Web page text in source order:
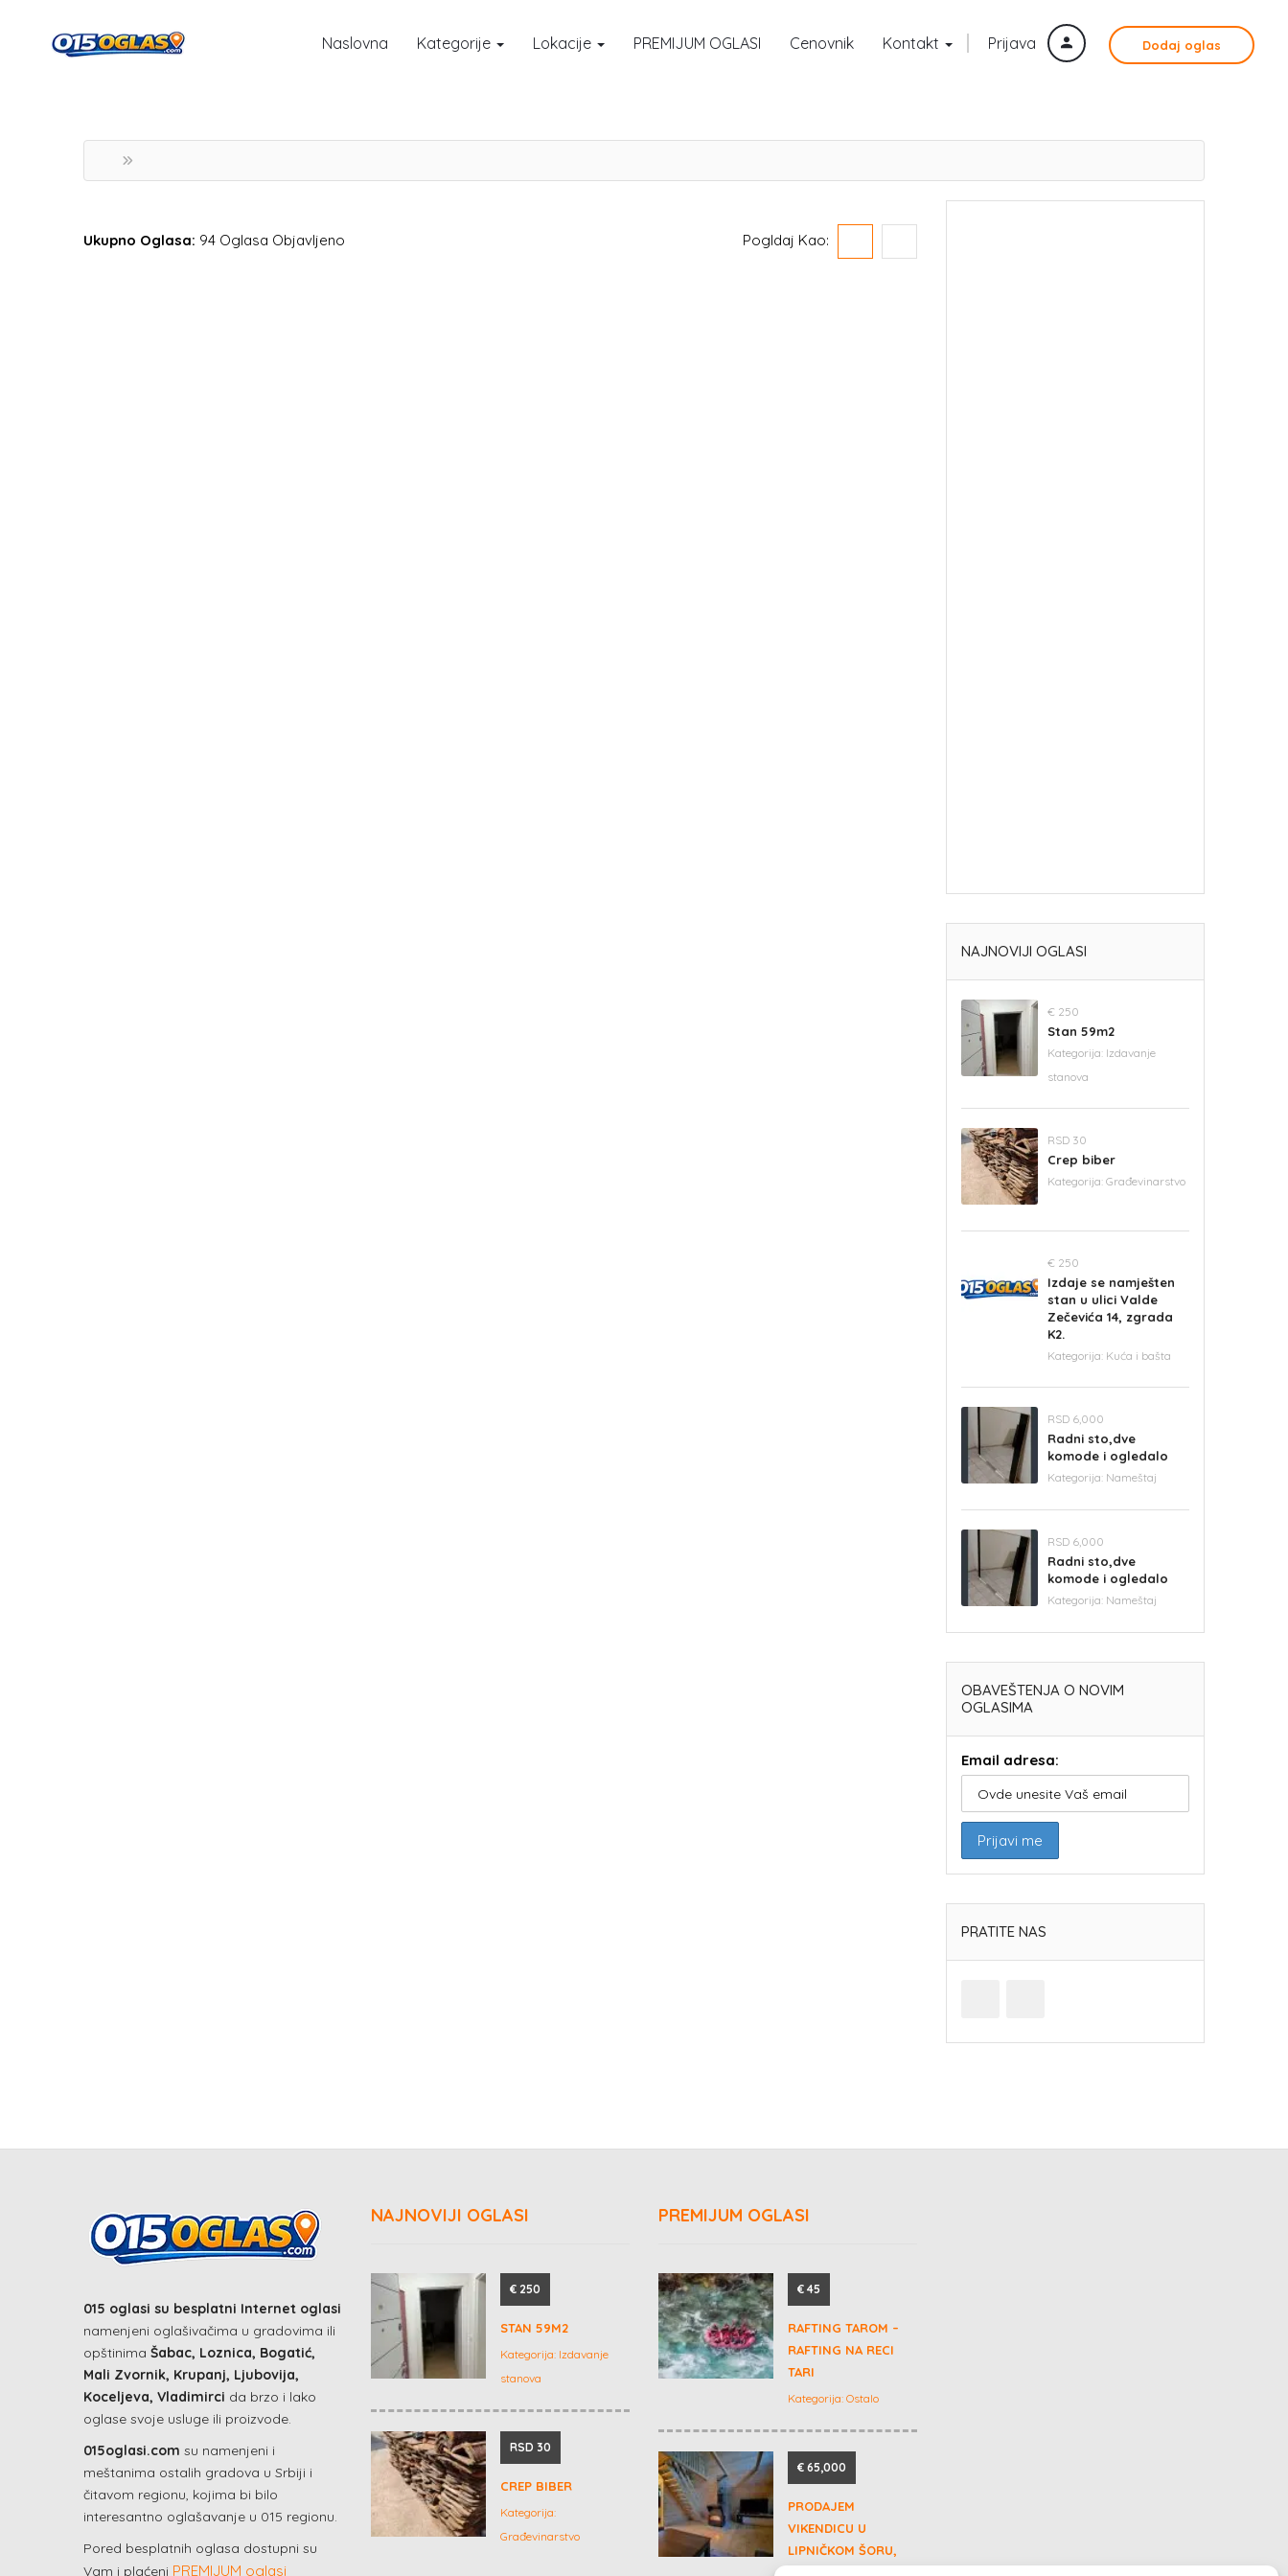
Prijava Dodaj oglas
Naslovna Kategorije Lokacije PREMIJUM OGLASI Cenovnik Kontakt
Ukupno Oglasa: 94 Oglasa Objavljeno Pogldaj Kao:
NAJNOVIJI OGLASI
€ 250
Stan 59m2
Kategorija: Izdavanje
stanova
RSD 30
Crep biber
Kategorija: Građevinarstvo
€ 250
Izdaje se namješten
stan u ulici Valde
Zečevića 14, zgrada
K2.
Kategorija: Kuća i bašta
RSD 6,000
Radni sto,dve
komode i ogledalo
Kategorija: Nameštaj
RSD 6,000
Radni sto,dve
komode i ogledalo
Kategorija: Nameštaj
OBAVEŠTENJA O NOVIM
OGLASIMA
Email adresa:
PRATITE NAS
015 oglasi su besplatni Internet oglasi
namenjeni oglašivačima u gradovima ili
opštinima Šabac, Loznica, Bogatić,
Mali Zvornik, Krupanj, Ljubovija,
Koceljeva, Vladimirci da brzo i lako
oglase svoje usluge ili proizvode.
015oglasi.com su namenjeni i
meštanima ostalih gradova u Srbiji i
čitavom regionu, kojima bi bilo
interesantno oglašavanje u 015 regionu.
Pored besplatnih oglasa dostupni su
Vam i plaćeni PREMIJUM oglasi
NAJNOVIJI OGLASI
€ 250
STAN 59M2
Kategorija: Izdavanje
stanova
RSD 30
CREP BIBER
Kategorija:
Građevinarstvo
PREMIJUM OGLASI
€ 45
RAFTING TAROM –
RAFTING NA RECI
TARI
Kategorija: Ostalo
€ 65,000
PRODAJEM
VIKENDICU U
LIPNIČKOM ŠORU,